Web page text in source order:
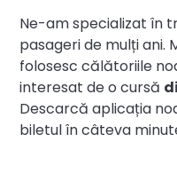
Ne-am specializat în
pasageri de mulți ani.
folosesc călătoriile
interesat de o cursă
Descarcă aplicația
biletul în câteva